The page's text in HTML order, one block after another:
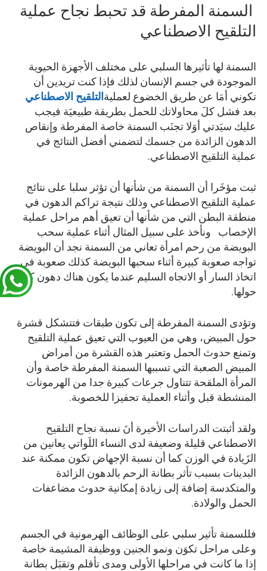
السمنة المفرطة قد تحبط نجاح عملية
التلقيح الاصطناعي
السمنة لها تأثيرها السلبي على مختلف الأجهزة الحيوية
الموجودة في جسم الإنسان لذلك فإذا كنت تريدين أن
تكوني أمَا عن طريق الخضوع لعمليةالتلقيح الاصطناعي
بعد فشل كلَ محاولاتك للحمل بطريقة طبيعيَة فيجب
عليك سيَدتي أوَلا تجنَب السمنة خاصة المفرطة وإنقاص
الدهون الزائدة من جسمك لتضمني أفضل النتائج في
عملية التلقيح الاصطناعي.
ثبت مؤخَرا أن السمنة من شأنها أن تؤثر سلبا على نتائج
عملية التلقيح الاصطناعي وذلك نتيجة تراكم الدهون في
منطقة البطن التي من شأنها أن تعيق أهم مراحل عملية
الإخصاب ونأخذ على سبيل المثال أثناء عملية سحب
البويضة من رحم امرأة تعاني من السمنة نجد أن البويضة
تواجه صعوبة كبيرة أثناء سحبها البويضة كذلك صعوبة في
اتخاذ السار أو الاتجاه السليم عندما يكون هناك دهون كثرة
حولها.
وتؤدى السمنة المفرطة إلى تكون طبقات فتتشكل قشرة
حول المبيض، وهي من العيوب التي تعيق عملية التلقيح
وتمنع حدوث الحمل وتعتبر هذه القشرة من أمراض
المبيض الصعبة التي تسببها السمنة المفرطة خاصة وأن
المرأة الملقحة تتناول جرعات كبيرة جدا من الهرمونات
المنشطة قبل وأثناء العملية تحفيزا للخصوبة.
ولقد أثبتت الدراسات الأخيرة أنَ نسبة نجاح التلقيح
الاصطناعي قليلة وضعيفة لدى النساء اللَواتي يعانين من
الزَيادة في الوزن كما أن نسبة الإجهاض تكون ممكنة عند
البدينات بسبب تأثر بطانة الرحم بالدهون الزائدة
والمتكدسة إضافة إلى زيادة إمكانية حدوث مضاعفات
الحمل والولادة.
فللسمنة تأثير سلبي على الوظائف الهرمونية في الجسم
وعلى مراحل تكوَن ونمو الجنين ووظيفة المشيمة خاصة
إذا ما كانت في مراحلها الأولى ومدى تأقلم وتقبَل بطانة